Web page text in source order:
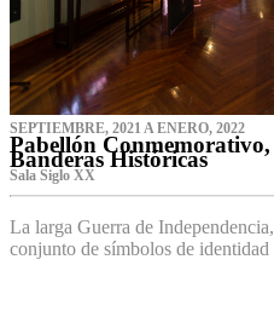
SEPTIEMBRE, 2021 A ENERO, 2022
Pabellón
Banderas Históricas
Sala Siglo XX
La larga Guerra de
conjunto de símbolos de